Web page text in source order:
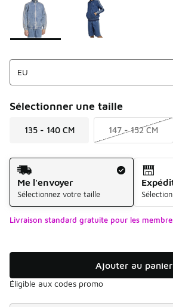
Sélectionner une taille
135 - 140 CM 147 - 152 CM
Mode d'expédition
Me l'envoyer
Sélectionnez votre taille
Livraison standard gratuite pour les
Ajouter au panier
Éligible aux codes promo